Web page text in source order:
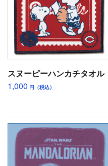
スヌーピーハンカチタオル
1,000 円（税込）